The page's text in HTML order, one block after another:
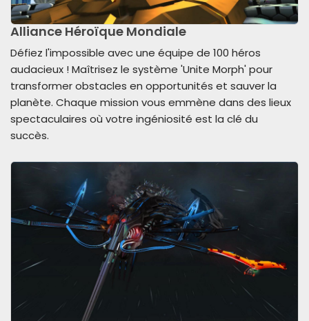
Alliance Héroïque Mondiale
Défiez l'impossible avec une équipe de 100 héros
audacieux ! Maîtrisez le système 'Unite Morph' pour
transformer obstacles en opportunités et sauver la
planète. Chaque mission vous emmène dans des lieux
spectaculaires où votre ingéniosité est la clé du
succès.